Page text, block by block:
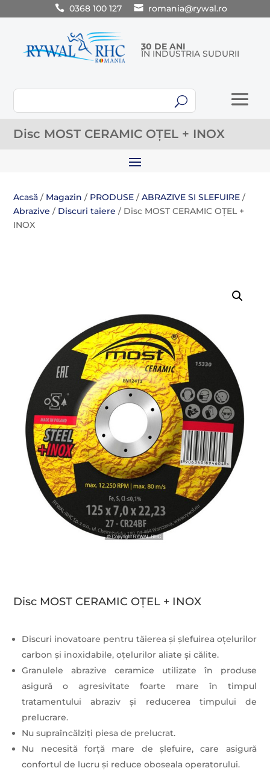
0368 100 127 romania@rywal.ro
30 DE ANI
ÎN INDUSTRIA SUDURII
U
Disc MOST CERAMIC OȚEL + INOX
Acasă / Magazin / PRODUSE /ABRAZIVE SI SLEFUIRE /
Abrazive / Discuri taiere / Disc MOST CERAMIC OȚEL +
INOX
Disc MOST CERAMIC OȚEL + INOX
Discuri inovatoare pentru tăierea și șlefuirea oțelurilor
carbon și inoxidabile, oțelurilor aliate și călite.
Granulele abrazive ceramice utilizate în produse
asigură o agresivitate foarte mare în timpul
tratamentului abraziv și reducerea timpului de
prelucrare.
Nu supraîncălziți piesa de prelucrat.
Nu necesită forță mare de șlefuire, care asigură
confortul de lucru și reduce oboseala operatorului.